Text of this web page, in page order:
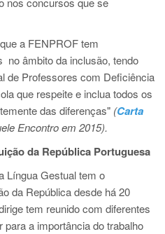
a FENPROF tem
no âmbito da inclusão, tendo
de Professores com Deficiência
que respeite e inclua todos os
das diferenças" (Carta
Encontro em 2015).
da República Portuguesa
Língua Gestual tem o
da República desde há 20
tem reunido com diferentes
a importância do trabalho